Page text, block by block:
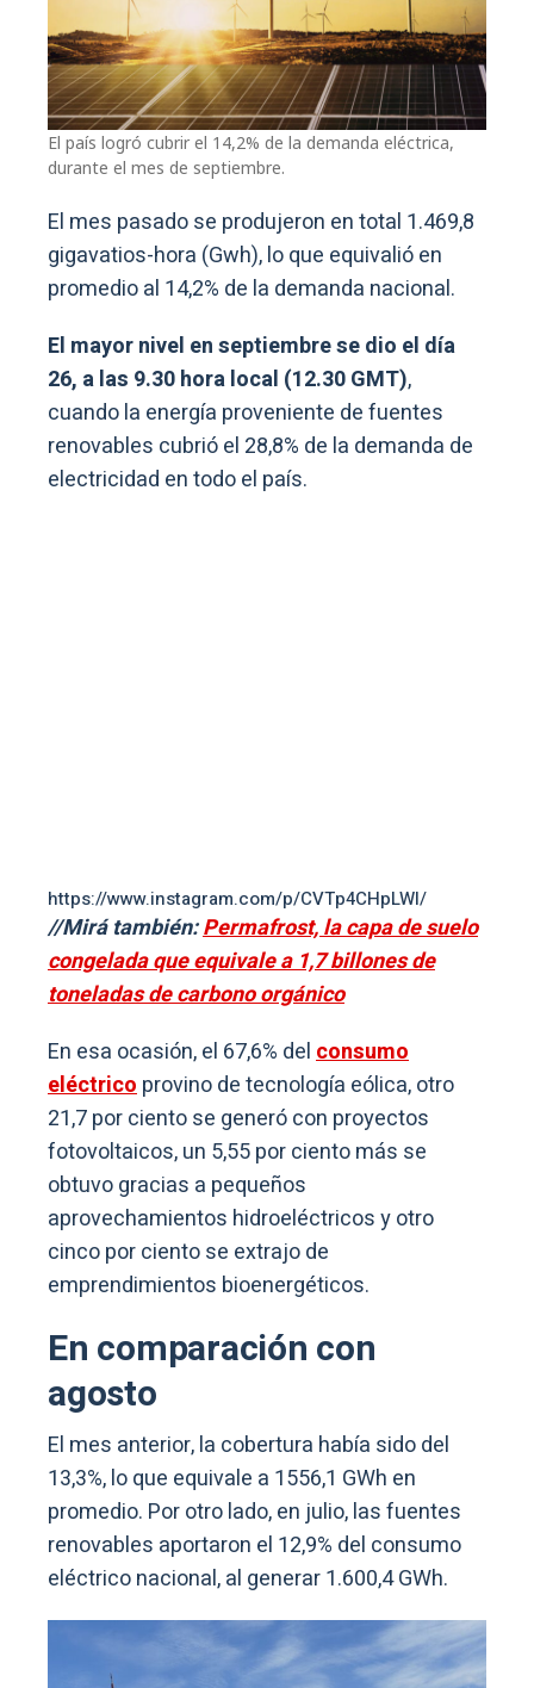
El país logró cubrir el 14,2% de la demanda eléctrica,
durante el mes de septiembre.
El mes pasado se produjeron en total 1.469,8
gigavatios-hora (Gwh), lo que equivalió en
promedio al 14,2% de la demanda nacional.
El mayor nivel en septiembre se dio el día
26, a las 9.30 hora local (12.30 GMT),
cuando la energía proveniente de fuentes
renovables cubrió el 28,8% de la demanda de
electricidad en todo el país.
https://www.instagram.com/p/CVTp4CHpLWl/
//Mirá también:Permafrost, la capa de suelo
congelada que equivale a 1,7 billones de
toneladas de carbono orgánico
En esa ocasión, el 67,6% delconsumo
eléctricoprovino de tecnología eólica, otro
21,7 por ciento se generó con proyectos
fotovoltaicos, un 5,55 por ciento más se
obtuvo gracias a pequeños
aprovechamientos hidroeléctricos y otro
cinco por ciento se extrajo de
emprendimientos bioenergéticos.
En comparación con
agosto
El mes anterior, la cobertura había sido del
13,3%, lo que equivale a 1556,1 GWh en
promedio. Por otro lado, en julio, las fuentes
renovables aportaron el 12,9% del consumo
eléctrico nacional, al generar 1.600,4 GWh.